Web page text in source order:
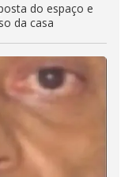
do espaço e
da casa